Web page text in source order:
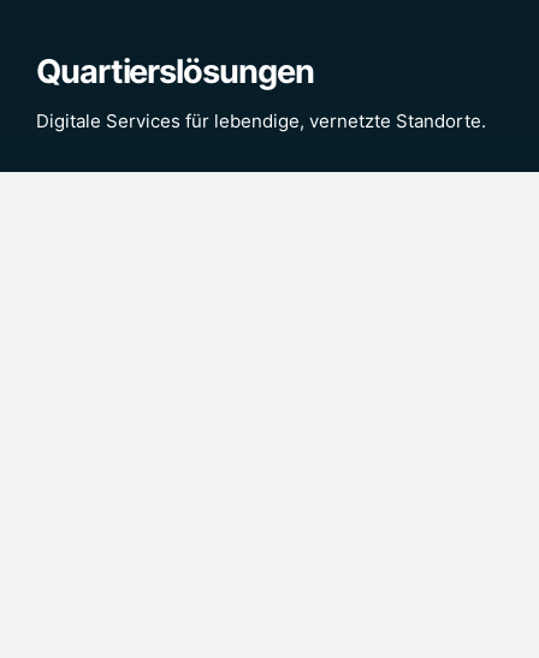
Quartierslösungen
Digitale Services für lebendige, vernetzte Standorte.